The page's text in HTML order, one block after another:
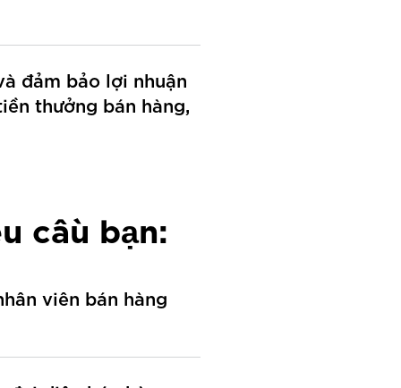
đảm bảo lợi nhuận
thưởng bán hàng,
cầu bạn:
viên bán hàng